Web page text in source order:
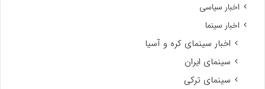
اخبار سیاسی
اخبار سینما
اخبار سینمای کره و آسیا
سینمای ایران
سینمای ترکی